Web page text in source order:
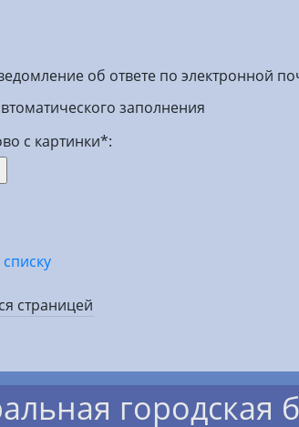
об ответе по электронной
заполнения
с картинки*:
страницей